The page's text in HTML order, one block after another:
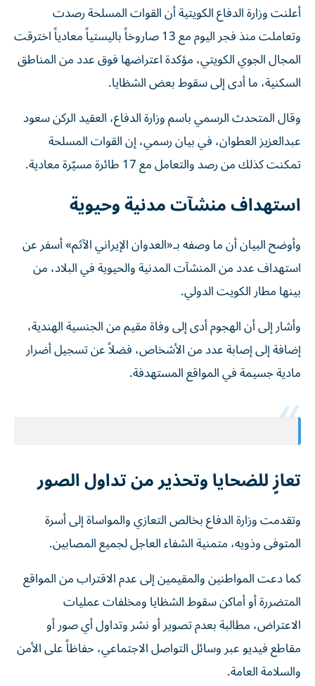
أعلنت وزارة الدفاع الكويتية أن القوات المسلحة رصدت
وتعاملت منذ فجر اليوم مع 13 صاروخاً باليستياً معادياً اخترقت
المجال الجوي الكويتي، مؤكدة اعتراضها فوق عدد من المناطق
السكنية، ما أدى إلى سقوط بعض الشظايا.
وقال المتحدث الرسمي باسم وزارة الدفاع، العقيد الركن سعود
عبدالعزيز العطوان، في بيان رسمي، إن القوات المسلحة
تمكنت كذلك من رصد والتعامل مع 17 طائرة مسيّرة معادية.
استهداف منشآت مدنية وحيوية
وأوضح البيان أن ما وصفه بـ«العدوان الإيراني الآثم» أسفر عن
استهداف عدد من المنشآت المدنية والحيوية في البلاد، من
بينها مطار الكويت الدولي.
وأشار إلى أن الهجوم أدى إلى وفاة مقيم من الجنسية الهندية،
إضافة إلى إصابة عدد من الأشخاص، فضلاً عن تسجيل أضرار
مادية جسيمة في المواقع المستهدفة.
تعازٍ للضحايا وتحذير من تداول الصور
وتقدمت وزارة الدفاع بخالص التعازي والمواساة إلى أسرة
المتوفى وذويه، متمنية الشفاء العاجل لجميع المصابين.
كما دعت المواطنين والمقيمين إلى عدم الاقتراب من المواقع
المتضررة أو أماكن سقوط الشظايا ومخلفات عمليات
الاعتراض، مطالبة بعدم تصوير أو نشر وتداول أي صور أو
مقاطع فيديو عبر وسائل التواصل الاجتماعي، حفاظاً على الأمن
والسلامة العامة.